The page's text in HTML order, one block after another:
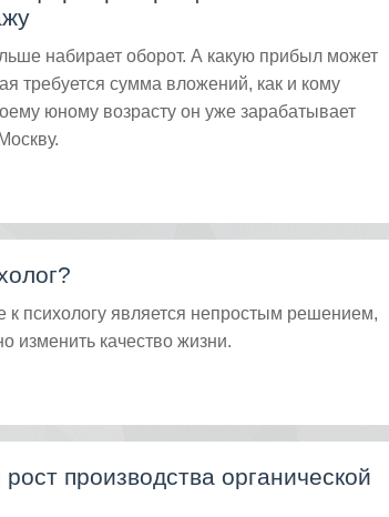
набирает оборот. А какую прибыл может
требуется сумма вложений, как и кому
юному возрасту он уже зарабатывает
психологу является непростым решением,
изменить качество жизни.
производства органической